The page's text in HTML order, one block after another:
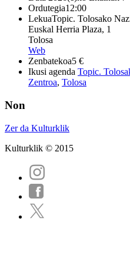
Ordutegia12:00
LekuaTopic. Tolosako
Euskal Herria Plaza, 1
Tolosa
Web
Zenbatekoa5 €
Ikusi agenda Topic.
Zentroa, Tolosa
Non
Zer da Kulturklik
Kulturklik © 2015